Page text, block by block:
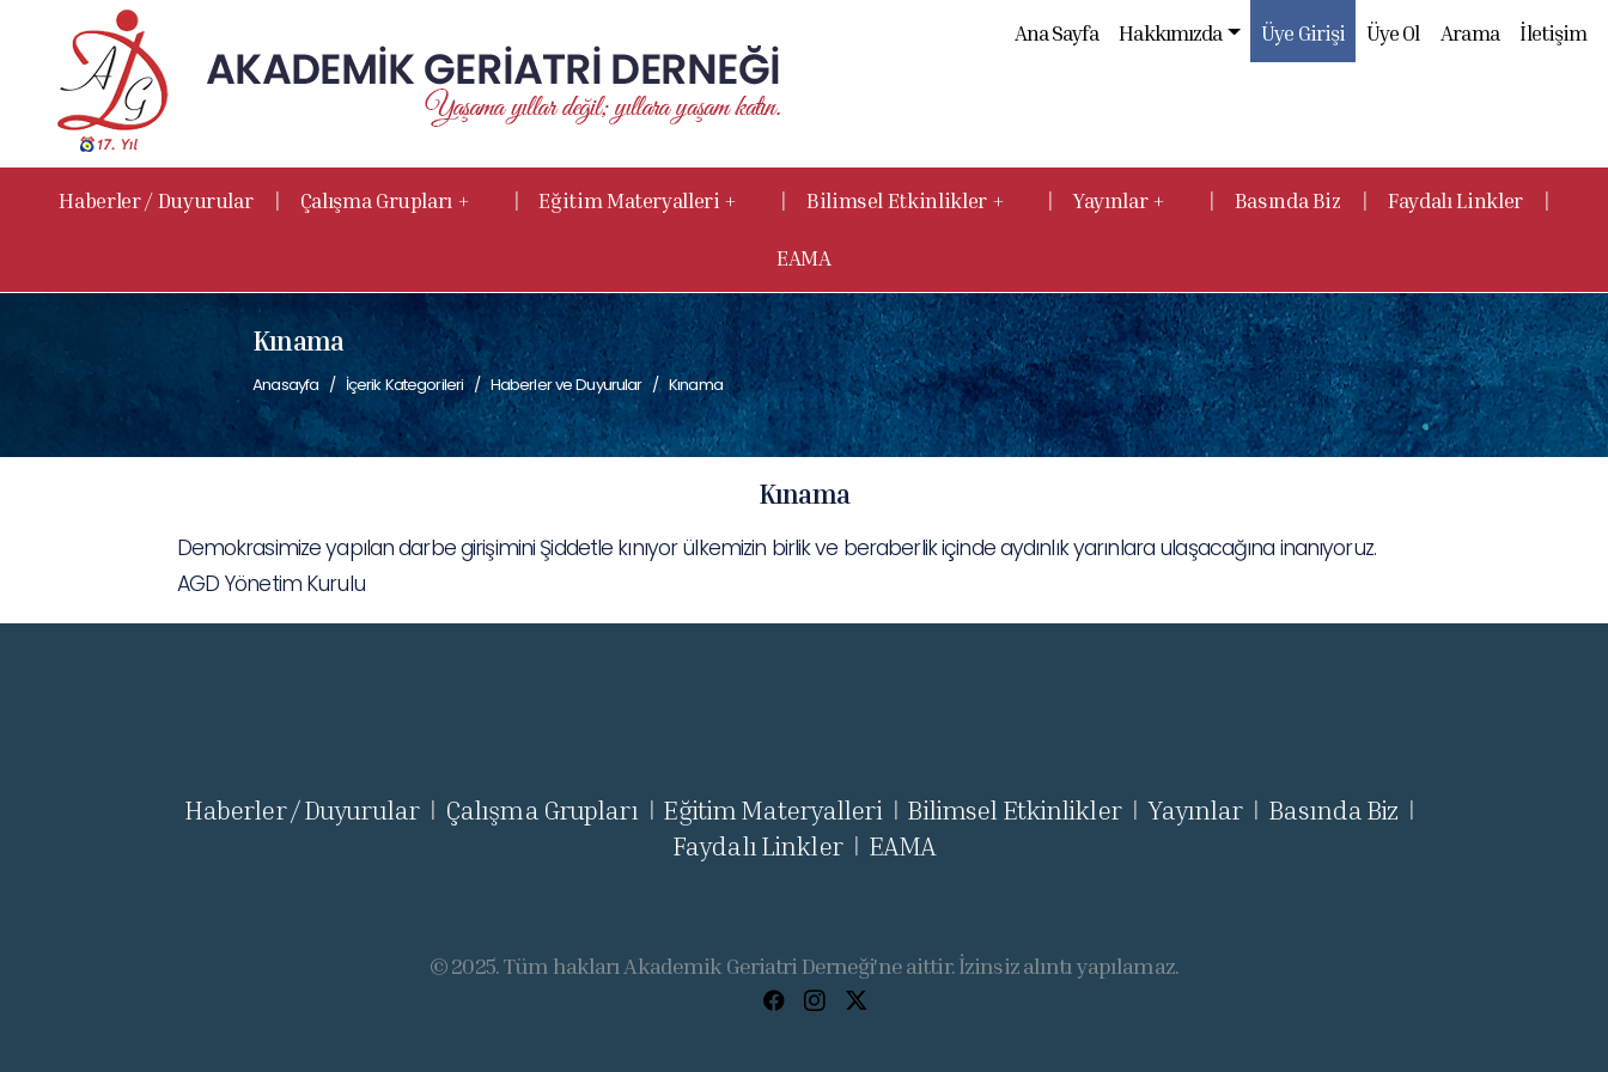
Ana Sayfa Hakkımızda Üye Girişi Üye Ol Arama İletişim
Haberler / Duyurular | Çalışma Grupları + | Eğitim Materyalleri + | Bilimsel Etkinlikler + | Yayınlar + | Basında Biz | Faydalı Linkler |
EAMA
Kınama
Anasayfa İçerik Kategorileri Haberler ve Duyurular Kınama
Kınama
Demokrasimize yapılan darbe girişimini Şiddetle kınıyor ülkemizin birlik ve beraberlik içinde aydınlık yarınlara ulaşacağına inanıyoruz.
AGD Yönetim Kurulu
Haberler / Duyurular | Çalışma Grupları | Eğitim Materyalleri | Bilimsel Etkinlikler | Yayınlar | Basında Biz |
Faydalı Linkler | EAMA
© 2025. Tüm hakları Akademik Geriatri Derneği'ne aittir. İzinsiz alıntı yapılamaz.